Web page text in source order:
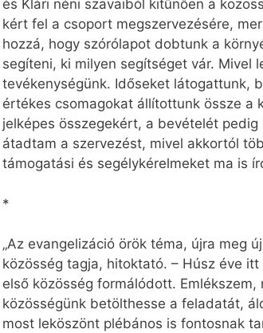
és Klári néni szavaiból kitűnően a
kért fel a csoport megszervezésére,
hozzá, hogy szórólapot dobtunk a
segíteni, ki milyen segítséget vár. Mivel
tevékenységünk. Időseket látogattunk,
értékes csomagokat állítottunk össze a
jelképes összegekért, a bevételét
átadtam a szervezést, mivel akkortól
támogatási és segélykérelmeket ma is
*
„Az evangelizáció örök téma, újra meg
közösség tagja, hitoktató. – Húsz éve
első közösség formálódott.
közösségünk betölthesse a feladatát,
most leköszönt plébános is fontosnak